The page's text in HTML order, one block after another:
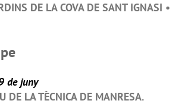
DE LA COVA DE SANT IGNASI •
de juny
DE LA TÈCNICA DE MANRESA.